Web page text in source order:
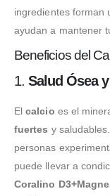
ingredientes forman
ayudan a mantener
Beneficios del
1. Salud Ósea
Elcalcio es el
fuertes y
personas
puede llevar a
Coralino